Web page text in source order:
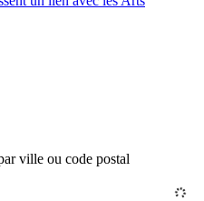
ville ou code postal